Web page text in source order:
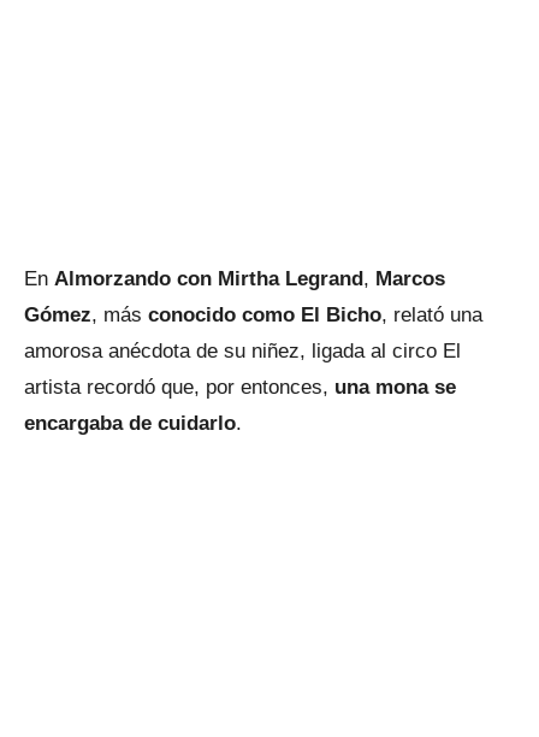
En Almorzando con Mirtha Legrand, Marcos
Gómez, más conocido como El Bicho, relató una
amorosa anécdota de su niñez, ligada al circo El
artista recordó que, por entonces, una mona se
encargaba de cuidarlo.